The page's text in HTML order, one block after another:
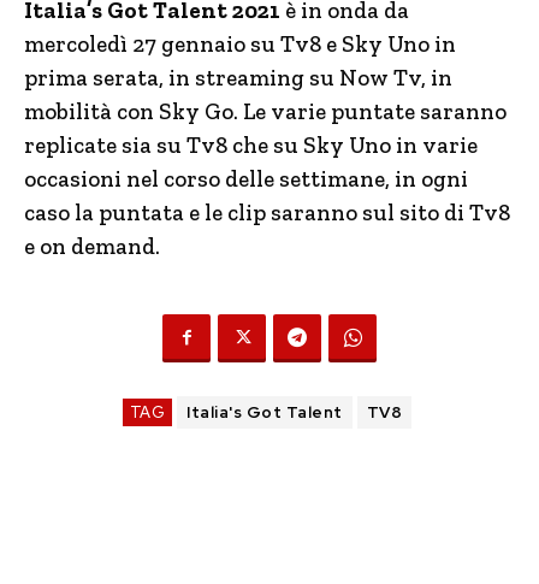
Italia’s Got Talent 2021 è in onda da
mercoledì 27 gennaio su Tv8 e Sky Uno in
prima serata, in streaming su Now Tv, in
mobilità con Sky Go. Le varie puntate saranno
replicate sia su Tv8 che su Sky Uno in varie
occasioni nel corso delle settimane, in ogni
caso la puntata e le clip saranno sul sito di Tv8
e on demand.
TAG Italia's Got Talent TV8